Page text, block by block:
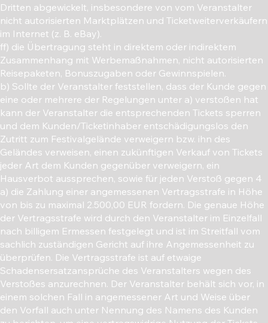
Dritten abgewickelt, insbesondere von vom Veranstalter
nicht autorisierten Marktplätzen und Ticketweiterverkäufern
im Internet (z. B. eBay).
ff) die Übertragung steht in direktem oder indirektem
Zusammenhang mit Werbemaßnahmen, nicht autorisierten
Reisepaketen, Bonuszugaben oder Gewinnspielen.
b) Sollte der Veranstalter feststellen, dass der Kunde gegen
eine oder mehrere der Regelungen unter a) verstoßen hat
kann der Veranstalter die entsprechenden Tickets sperren
und dem Kunden/Ticketinhaber entschädigungslos den
Zutritt zum Festivalgelände verweigern bzw. ihn des
Geländes verweisen, einen zukünftigen Verkauf von Tickets
jeder Art dem Kunden gegenüber verweigern, ein
Hausverbot aussprechen, sowie für jeden Verstoß gegen 4
a) die Zahlung einer angemessenen Vertragsstrafe in Höhe
von bis zu maximal 2.500,00 EUR fordern. Die genaue Höhe
der Vertragsstrafe wird durch den Veranstalter im Einzelfall
nach billigem Ermessen festgelegt und ist im Streitfall vom
sachlich zuständigen Gericht auf ihre Angemessenheit zu
überprüfen. Die Vertragsstrafe ist auf etwaige
Schadensersatzansprüche des Veranstalters wegen des
Verstoßes anzurechnen. Der Veranstalter behält sich vor, in
einem solchen Fall in angemessener Art und Weise über
den Vorfall auch unter Nennung des Namens des Kunden